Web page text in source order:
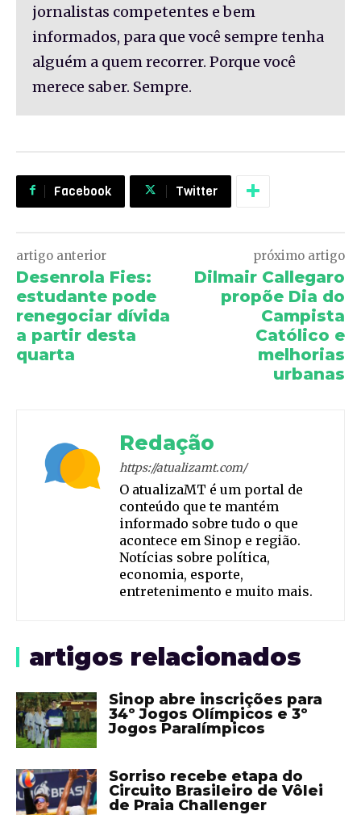
jornalistas competentes e bem
informados, para que você sempre tenha
alguém a quem recorrer. Porque você
merece saber. Sempre.
Facebook Twitter
artigo anterior
Desenrola Fies:
estudante pode
renegociar dívida
a partir desta
quarta
próximo artigo
Dilmair Callegaro
propõe Dia do
Campista
Católico e
melhorias
urbanas
Redação
https://atualizamt.com/
O atualizaMT é um portal de
conteúdo que te mantém
informado sobre tudo o que
acontece em Sinop e região.
Notícias sobre política,
economia, esporte,
entretenimento e muito mais.
artigos relacionados
Sinop abre inscrições para
34º Jogos Olímpicos e 3º
Jogos Paralímpicos
Sorriso recebe etapa do
Circuito Brasileiro de Vôlei
de Praia Challenger